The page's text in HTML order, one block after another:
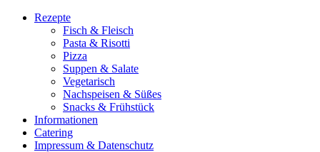
Rezepte
Fisch & Fleisch
Pasta & Risotti
Pizza
Suppen & Salate
Vegetarisch
Nachspeisen & Süßes
Snacks & Frühstück
Informationen
Catering
Impressum & Datenschutz